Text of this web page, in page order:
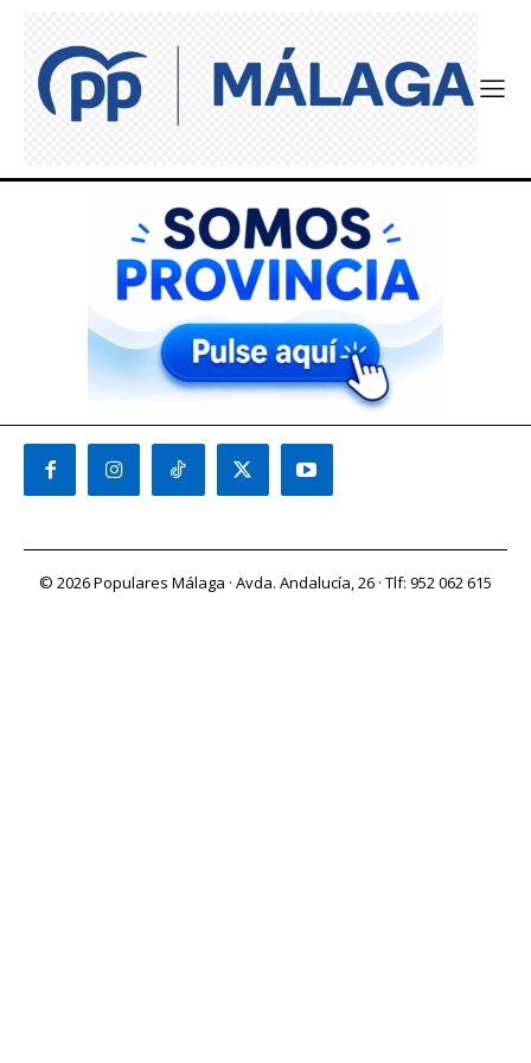
© 2026 Populares Málaga · Avda. Andalucía, 26 · Tlf: 952 062 615